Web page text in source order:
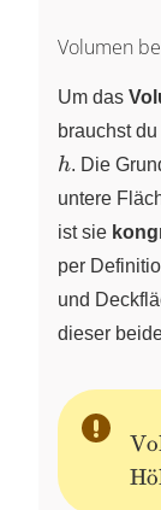
Volumen
Um das
brauchst
h. Die
untere
ist sie
per
und
dieser
Ho
¨